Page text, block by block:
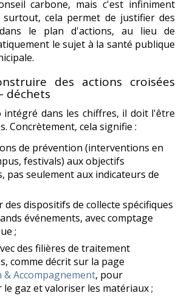
carbone, mais c'est infiniment
cela permet de justifier des
le plan d'actions, au lieu de
le sujet à la santé publique
des actions croisées
déchets
dans les chiffres, il doit l'être
Concrètement, cela signifie :
de prévention (interventions en
festivals) aux objectifs
pas seulement aux indicateurs de
des dispositifs de collecte spécifiques
événements, avec comptage
;
des filières de traitement
comme décrit sur la page
& Accompagnement, pour
gaz et valoriser les matériaux ;